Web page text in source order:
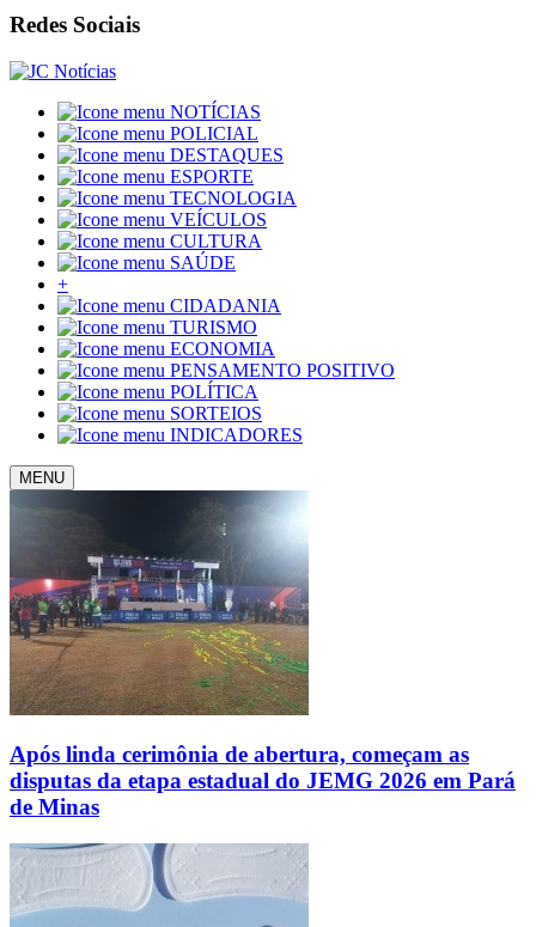
Redes Sociais
NOTÍCIAS
POLICIAL
DESTAQUES
ESPORTE
TECNOLOGIA
VEÍCULOS
CULTURA
SAÚDE
+
CIDADANIA
TURISMO
ECONOMIA
PENSAMENTO POSITIVO
POLÍTICA
SORTEIOS
INDICADORES
MENU
Após linda cerimônia de abertura, começam as
disputas da etapa estadual do JEMG 2026 em Pará
de Minas